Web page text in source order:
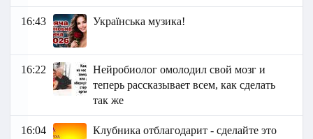
16:43 Українська музика!
16:22
Нейробиолог омолодил свой мозг и
теперь рассказывает всем, как сделать
так же
16:04
Клубника отблагодарит - сделайте это